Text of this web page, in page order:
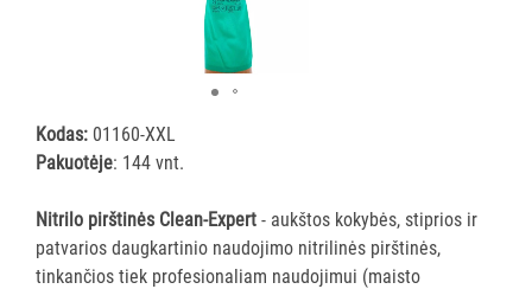
Daugkartinės
pirštinės
GRINDŲ
VALYMO
ĮRANGA
Kodas: 01160-XXL
Pakuotėje: 144 vnt.
Nitrilo pirštinės Clean-Expert - aukštos kokybės, stiprios ir
patvarios daugkartinio naudojimo nitrilinės pirštinės,
tinkančios tiek profesionaliam naudojimui (maisto